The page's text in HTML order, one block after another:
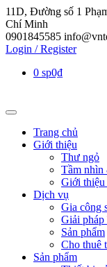
11D, Đường số 1
Chí Minh
0901845585
Login / Register
0 sp0₫
Trang chủ
Giới thiệu
Thư ngỏ
Tầm nhìn
Giới
Dịch vụ
Gia công
Giải
Sản phẩm
Cho thuê
Sản phẩm